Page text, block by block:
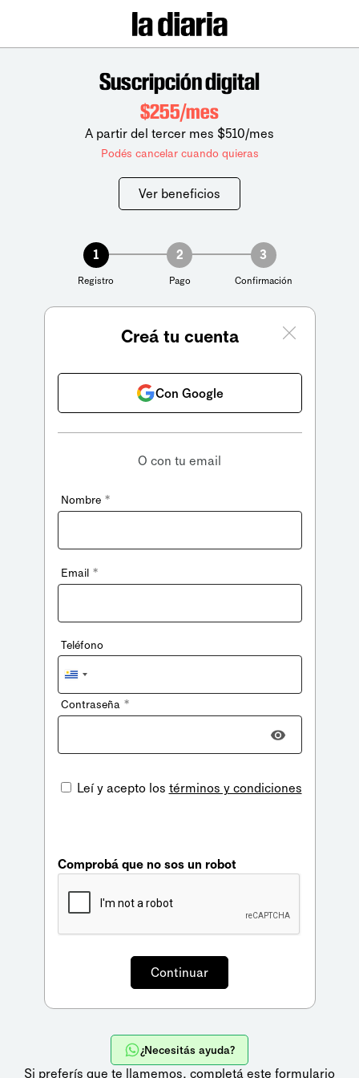
Suscripción digital
$255/mes
A partir del tercer mes $510/mes
Podés cancelar cuando quieras
Ver beneficios
1
Registro
2
Pago
3
Confirmación
Creá tu cuenta
Con Google
O con tu email
Nombre *
Email *
Teléfono
Uruguay
+598
Contraseña *
Leí y acepto los términos y condiciones
Comprobá que no sos un robot
¿Necesitás ayuda?
Si preferís que te llamemos, completá este formulario